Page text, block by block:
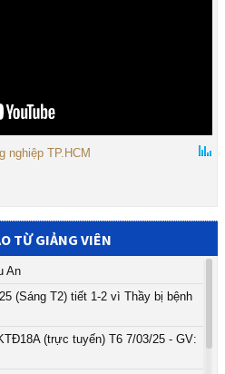
nghiệp TP.HCM
TỪ GIẢNG VIÊN
An
(Sáng T2) tiết 1-2 vì Thầy bị bệnh
(trực tuyến) T6 7/03/25 - GV: